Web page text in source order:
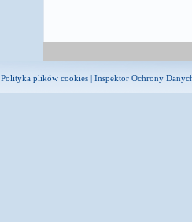
Polityka plików cookies | Inspektor Ochrony